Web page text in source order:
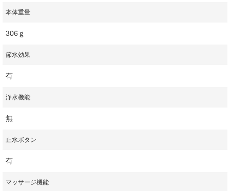
本体重量
306ｇ
節水効果
有
浄水機能
無
止水ボタン
有
マッサージ機能